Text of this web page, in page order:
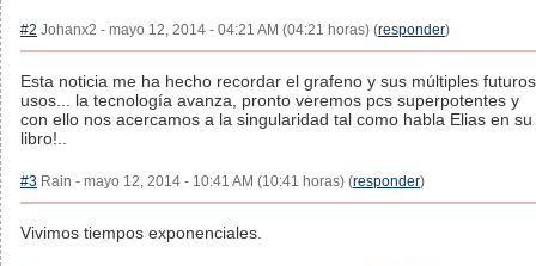
#2 Johanx2 - mayo 12, 2014 - 04:21 AM (04:21 horas) (responder)
Esta noticia me ha hecho recordar el grafeno y sus múltiples futuros
usos... la tecnología avanza, pronto veremos pcs superpotentes y
con ello nos acercamos a la singularidad tal como habla Elias en su
libro!..
#3 Rain - mayo 12, 2014 - 10:41 AM (10:41 horas) (responder)
Vivimos tiempos exponenciales.